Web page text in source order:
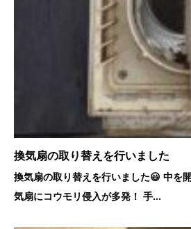
換気扇の取り替えを行いました
換気扇の取り替えを行いました😃 中を
気扇にコウモリ侵入が多発！ 手...